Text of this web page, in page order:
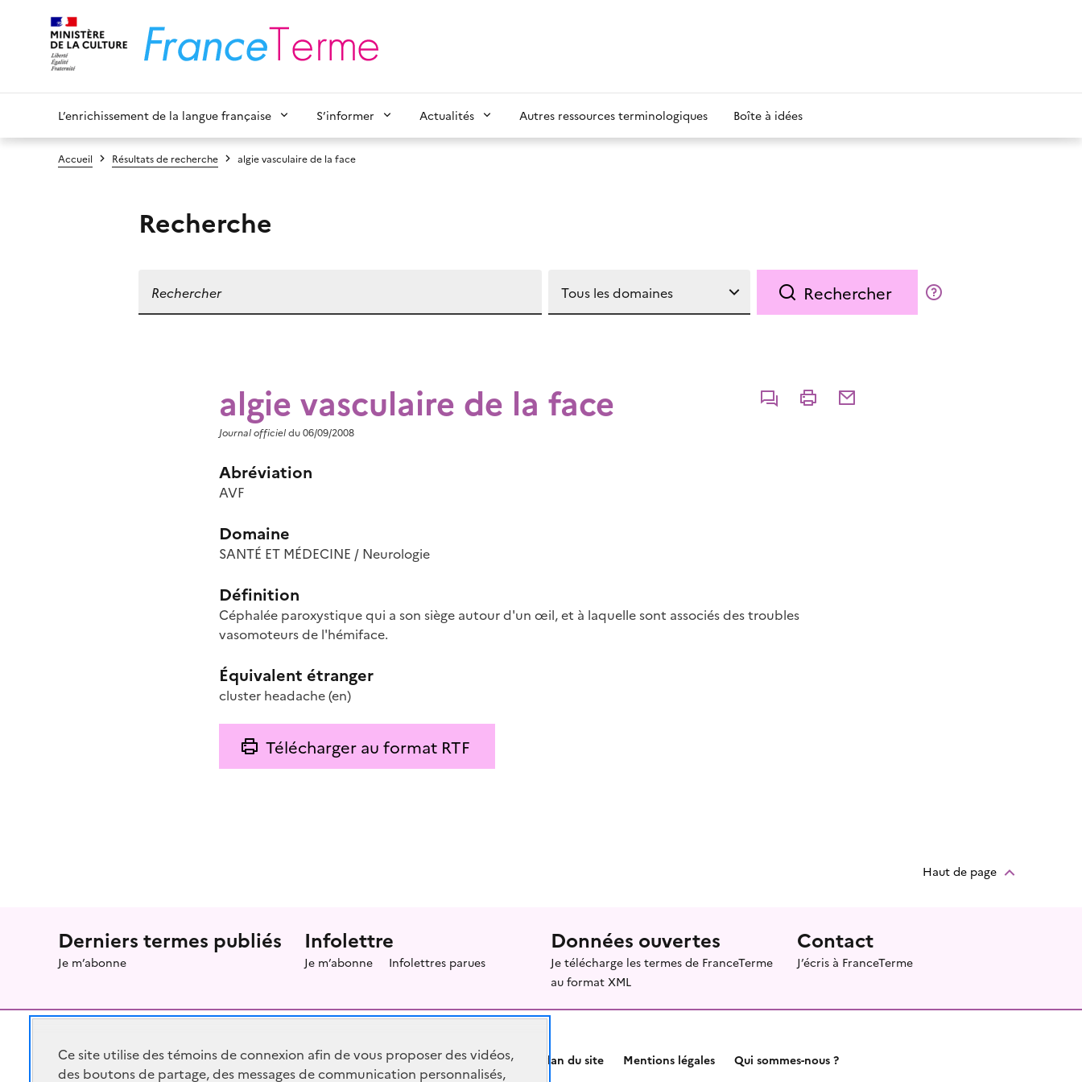
L’enrichissement de la langue française S’informer Actualités Autres ressources terminologiques Boîte à idées
Accueil Résultats de recherche algie vasculaire de la face
Recherche
Rechercher
algie vasculaire de la face CommenterImprimerPartager par courriel
Journal officieldu 06/09/2008
Abréviation
AVF
Domaine
SANTÉ ET MÉDECINE / Neurologie
Définition
Céphalée paroxystique qui a son siège autour d'un œil, et à laquelle sont associés des troubles
vasomoteurs de l'hémiface.
Équivalent étranger
cluster headache(en)
Télécharger au format RTF
Haut de page
Menu prefooter
Derniers termes publiés
Je m’abonne
Infolettre
Je m’abonne Infolettres parues
Données ouvertes
Je télécharge les termes de FranceTerme
au format XML
Contact
J’écris à FranceTerme
RÉPUBLIQUE
Plan du site Mentions légales Qui sommes-nous ?
Ce site utilise des témoins de connexion afin de vous proposer des vidéos,
des boutons de partage, des messages de communication personnalisés,